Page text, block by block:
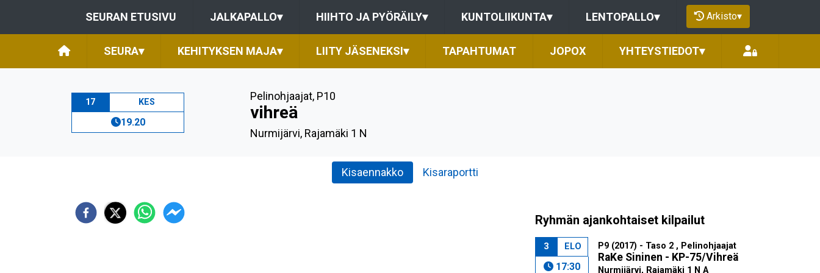
SEURAN ETUSIVU JALKAPALLO▾ HIIHTO JA PYÖRÄILY▾ KUNTOLIIKUNTA▾ LENTOPALLO▾ Arkisto▾
SEURA▾ KEHITYKSEN MAJA▾ LIITY JÄSENEKSI▾ TAPAHTUMAT JOPOX YHTEYSTIEDOT▾
17 KES
19.20
Pelinohjaajat, P10
vihreä
Nurmijärvi, Rajamäki 1 N
Kisaennakko Kisaraportti
Ryhmän ajankohtaiset kilpailut
3 ELO
17:30
P9 (2017) - Taso 2 , Pelinohjaajat
RaKe Sininen - KP-75/Vihreä
Nurmijärvi, Rajamäki 1 N A